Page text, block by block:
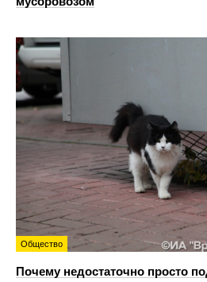
Общество
Почему недостаточно просто